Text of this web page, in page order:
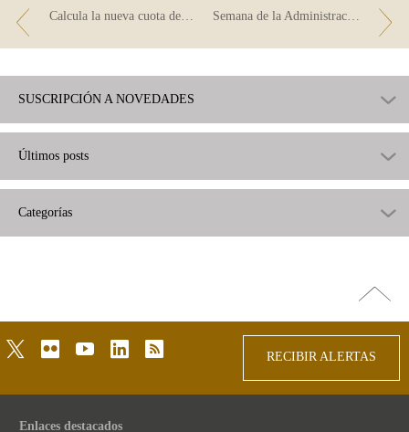
Calcula la nueva cuota de tu hipoteca Semana de la Administración Abierta: pon a prueba tus conocimientos
SUSCRIPCIÓN A NOVEDADES
Últimos posts
Categorías
arriba
twitterflickr youtubelinkedinrss
RECIBIR ALERTAS
Enlaces destacados